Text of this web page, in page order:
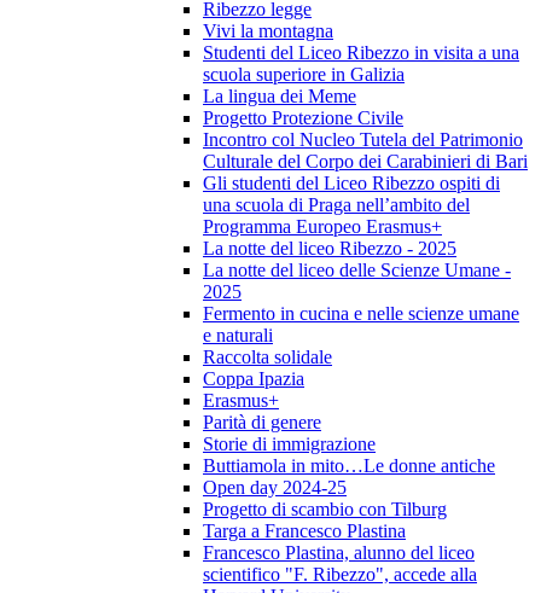
Ribezzo legge
Vivi la montagna
Studenti del Liceo Ribezzo in visita a una
scuola superiore in Galizia
La lingua dei Meme
Progetto Protezione Civile
Incontro col Nucleo Tutela del Patrimonio
Culturale del Corpo dei Carabinieri di Bari
Gli studenti del Liceo Ribezzo ospiti di
una scuola di Praga nell’ambito del
Programma Europeo Erasmus+
La notte del liceo Ribezzo - 2025
La notte del liceo delle Scienze Umane -
2025
Fermento in cucina e nelle scienze umane
e naturali
Raccolta solidale
Coppa Ipazia
Erasmus+
Parità di genere
Storie di immigrazione
Buttiamola in mito…Le donne antiche
Open day 2024-25
Progetto di scambio con Tilburg
Targa a Francesco Plastina
Francesco Plastina, alunno del liceo
scientifico "F. Ribezzo", accede alla